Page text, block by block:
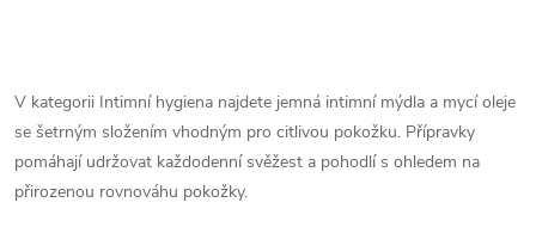
v
l
á
V kategorii Intimní hygiena najdete jemná intimní mýdla a mycí oleje
se šetrným složením vhodným pro citlivou pokožku. Přípravky
pomáhají udržovat každodenní svěžest a pohodlí s ohledem na
přirozenou rovnováhu pokožky.